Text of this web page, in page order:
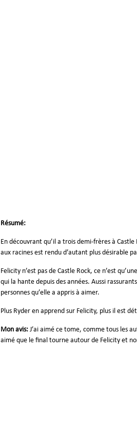
Résumé:
En découvrant qu’il a trois demi-frères à
aux racines est rendu d’autant plus désirable
Felicity n’est pas de Castle Rock, ce n’est
qui la hante depuis des années. Aussi
personnes qu’elle a appris à aimer.
Plus Ryder en apprend sur Felicity, plus il est
Mon avis: J’ai aimé ce tome, comme tous les
aimé que le final tourne autour de Felicity et